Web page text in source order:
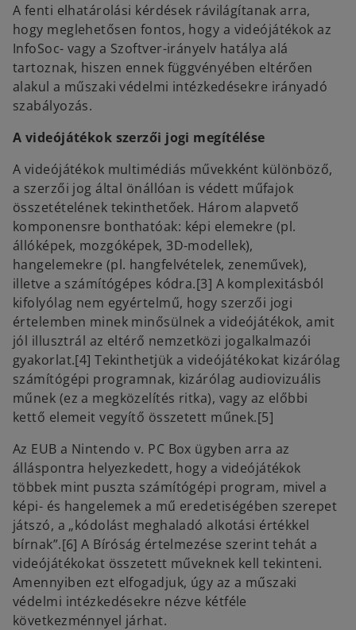
A fenti elhatárolási kérdések rávilágítanak arra,
hogy meglehetősen fontos, hogy a videójátékok az
InfoSoc- vagy a Szoftver-irányelv hatálya alá
tartoznak, hiszen ennek függvényében eltérően
alakul a műszaki védelmi intézkedésekre irányadó
szabályozás.
A videójátékok szerzői jogi megítélése
A videójátékok multimédiás művekként különböző,
a szerzői jog által önállóan is védett műfajok
összetételének tekinthetőek. Három alapvető
komponensre bonthatóak: képi elemekre (pl.
állóképek, mozgóképek, 3D-modellek),
hangelemekre (pl. hangfelvételek, zeneművek),
illetve a számítógépes kódra.[3] A komplexitásból
kifolyólag nem egyértelmű, hogy szerzői jogi
értelemben minek minősülnek a videójátékok, amit
jól illusztrál az eltérő nemzetközi jogalkalmazói
gyakorlat.[4] Tekinthetjük a videójátékokat kizárólag
számítógépi programnak, kizárólag audiovizuális
műnek (ez a megközelítés ritka), vagy az előbbi
kettő elemeit vegyítő összetett műnek.[5]
Az EUB a Nintendo v. PC Box ügyben arra az
álláspontra helyezkedett, hogy a videójátékok
többek mint puszta számítógépi program, mivel a
képi- és hangelemek a mű eredetiségében szerepet
játszó, a „kódolást meghaladó alkotási értékkel
bírnak”.[6] A Bíróság értelmezése szerint tehát a
videójátékokat összetett műveknek kell tekinteni.
Amennyiben ezt elfogadjuk, úgy az a műszaki
védelmi intézkedésekre nézve kétféle
következménnyel járhat.